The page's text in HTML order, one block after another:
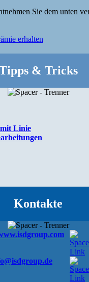
Sie dem unten
erhalten
& Tricks
Linie
Kontakte